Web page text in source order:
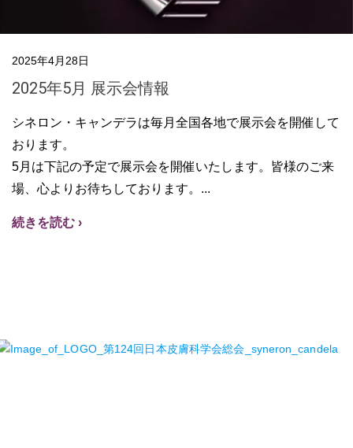
2025年5月 展示会情報
2025年4月28日
シネロン・キャンデラは毎月全国各地で展示会を開催して
おります。
5月は下記の予定で展示会を開催いたします。皆様のご来
場、心よりお待ちしております。
続きを読む ›